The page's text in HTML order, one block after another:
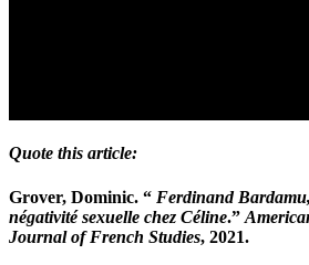
Quote this article:
Grover, Dominic. “ Ferdinand
négativité sexuelle chez Céline.”
Journal of French Studies, 2021.